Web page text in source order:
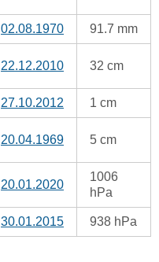
02.08.1970 91.7 mm
22.12.2010 32 cm
27.10.2012 1 cm
20.04.1969 5 cm
20.01.2020
1006
hPa
30.01.2015 938 hPa